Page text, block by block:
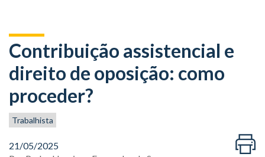
Contribuição assistencial e
direito de oposição: como
proceder?
Trabalhista
21/05/2025